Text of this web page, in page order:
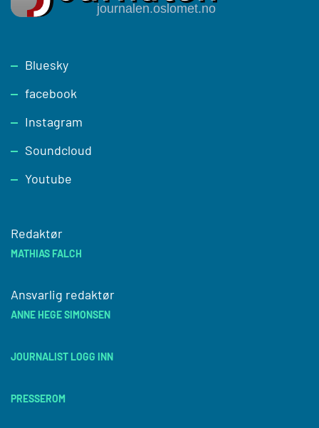
Footer
Bluesky
facebook
Instagram
Soundcloud
Youtube
Redaktør
MATHIAS FALCH
Ansvarlig redaktør
ANNE HEGE SIMONSEN
JOURNALIST LOGG INN
PRESSEROM